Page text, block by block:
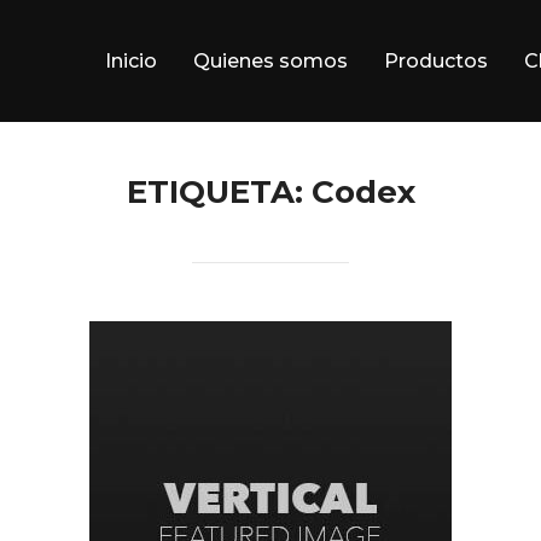
Inicio Quienes somos Productos
ETIQUETA: Codex